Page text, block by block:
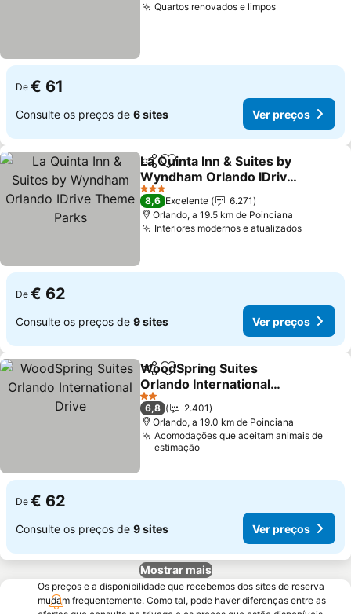
Quartos renovados e limposVer preços
De € 61
Consulte os preços de 6 sites Ver preços
PartilharAdicionar aos favoritos
La Quinta Inn & Suites by
Wyndham Orlando IDrive
Theme Parks
Ver preços
3 Estrelas
8,6 Excelente
6.271
Orlando, a 19.5 km de Poinciana
Interiores modernos e atualizadosVer
De € 62
Consulte os preços de 9 sites Ver preços
PartilharAdicionar aos favoritos
WoodSpring Suites
Orlando International
Drive
Ver preços
2 Estrelas
6,8
2.401
Orlando, a 19.0 km de Poinciana
Acomodações que aceitam animais de
estimação
De € 62
Consulte os preços de 9 sites Ver preços
Mostrar mais
Os preços e a disponibilidade que recebemos dos sites de reserva
mudam frequentemente. Como tal, pode haver diferenças entre as